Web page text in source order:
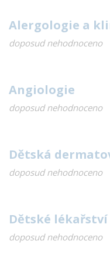
Alergologie a
doposud nehodnoceno
Angiologie
doposud nehodnoceno
Dětská
doposud nehodnoceno
Dětské lékařství
doposud nehodnoceno